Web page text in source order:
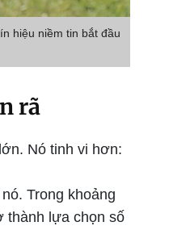
hiệu niềm tin bắt đầu
rã
Nó tinh vi hơn:
Trong khoảng
thành lựa chọn số